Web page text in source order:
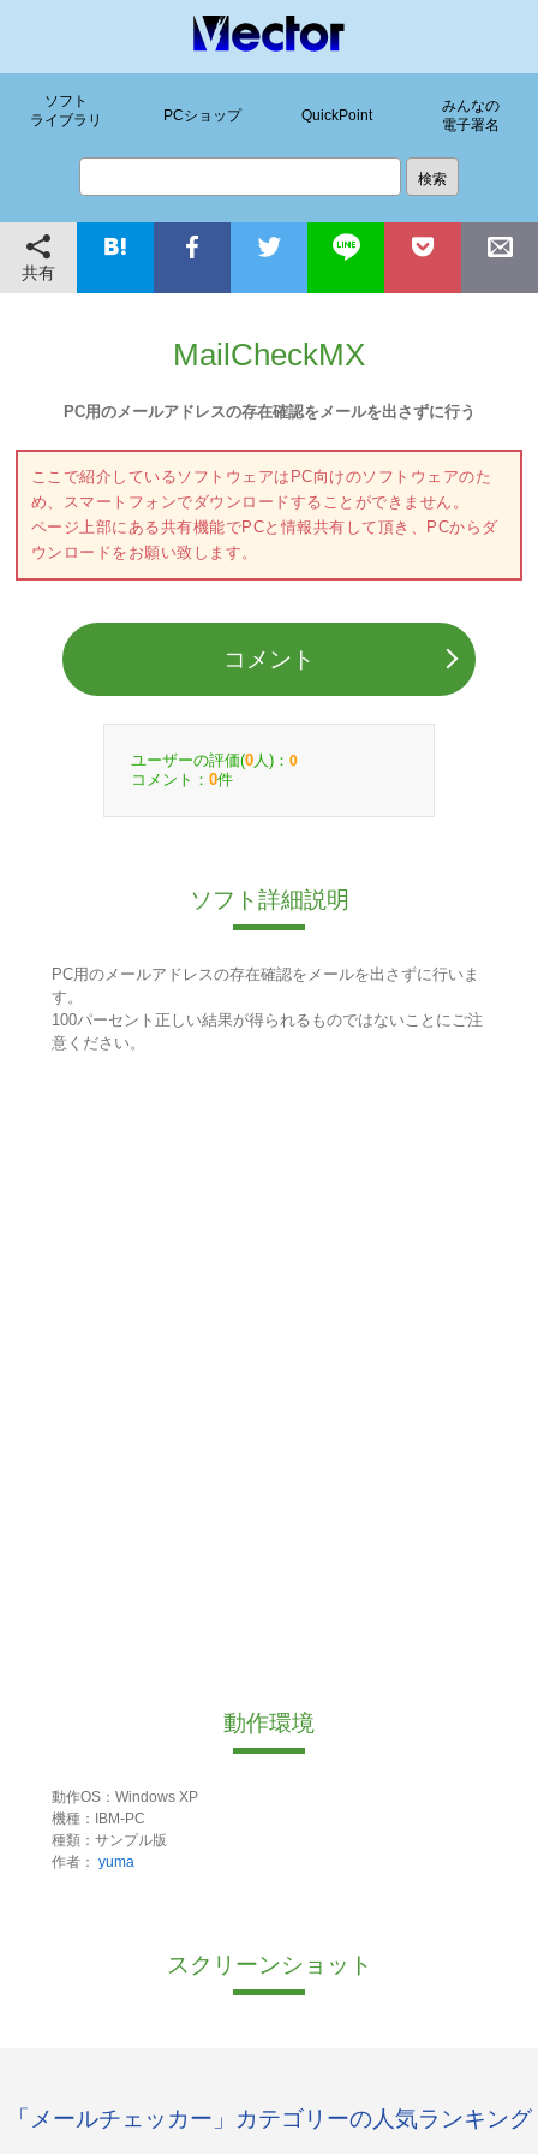
ソフト
ライブラリ
PCショップ QuickPoint
みんなの
電子署名
共有
MailCheckMX
PC用のメールアドレスの存在確認をメールを出さずに行う
ここで紹介しているソフトウェアはPC向けのソフトウェアのた
め、スマートフォンでダウンロードすることができません。
ページ上部にある共有機能でPCと情報共有して頂き、PCからダ
ウンロードをお願い致します。
コメント
ユーザーの評価(0 人)： 0
コメント： 0件
ソフト詳細説明
PC用のメールアドレスの存在確認をメールを出さずに行いま
す。
100パーセント正しい結果が得られるものではないことにご注
意ください。
動作環境
動作OS：Windows XP
機種：IBM-PC
種類：サンプル版
作者： yuma
スクリーンショット
「メールチェッカー」カテゴリーの人気ランキング